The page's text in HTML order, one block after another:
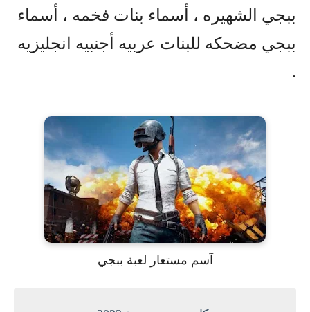
ببجي الشهيره ، أسماء بنات فخمه ، أسماء
ببجي مضحكه للبنات عربيه أجنبيه انجليزيه
.
آسم مستعار لعبة ببجي